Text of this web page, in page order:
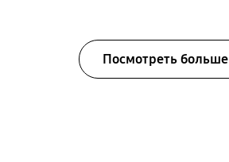
Посмотреть больше